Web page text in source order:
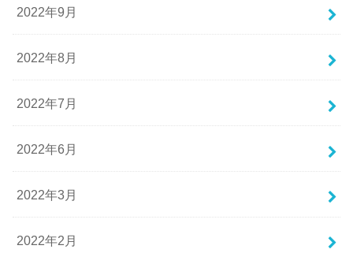
2022年9月
2022年8月
2022年7月
2022年6月
2022年3月
2022年2月